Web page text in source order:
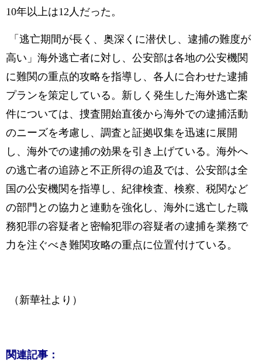
10年以上は12人だった。
「逃亡期間が長く、奥深くに潜伏し、逮捕の難度が
高い」海外逃亡者に対し、公安部は各地の公安機関
に難関の重点的攻略を指導し、各人に合わせた逮捕
プランを策定している。新しく発生した海外逃亡案
件については、捜査開始直後から海外での逮捕活動
のニーズを考慮し、調査と証拠収集を迅速に展開
し、海外での逮捕の効果を引き上げている。海外へ
の逃亡者の追跡と不正所得の追及では、公安部は全
国の公安機関を指導し、紀律検査、検察、税関など
の部門との協力と連動を強化し、海外に逃亡した職
務犯罪の容疑者と密輸犯罪の容疑者の逮捕を業務で
力を注ぐべき難関攻略の重点に位置付けている。
（新華社より）
関連記事：